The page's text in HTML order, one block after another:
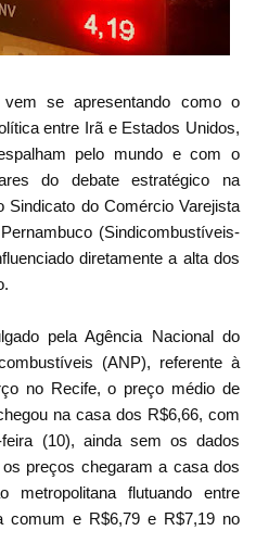
se apresentando como o
entre Irã e Estados Unidos,
pelo mundo e com o
do debate estratégico na
Sindicato do Comércio Varejista
(Sindicombustíveis-
diretamente a alta dos
pela Agência Nacional do
(ANP), referente à
no Recife, o preço médio de
na casa dos R$6,66, com
(10), ainda sem os dados
preços chegaram a casa dos
flutuando entre
comum e R$6,79 e R$7,19 no